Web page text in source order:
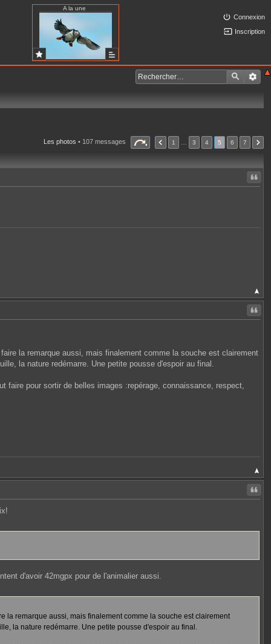
A la une
Connexion
Inscription
Les photos • 107 messages 1 3 4 5 6 7
Citer
Citer
la remarque aussi, mais finalement comme la souche est clairement
la nature redémarre. Une petite pousse d'espoir au final.
pour sortir de belles images :repérage, connaissance, respect,
Citer
d'avoir 42mgpx pour de l'animalier aussi.
la remarque aussi, mais finalement comme la souche est clairement
la nature redémarre. Une petite pousse d'espoir au final.